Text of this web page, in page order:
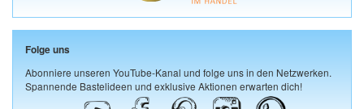
Folge uns
Abonniere unseren YouTube-Kanal und folge uns in den Netzwerken.
Spannende Bastelideen und exklusive Aktionen erwarten dich!